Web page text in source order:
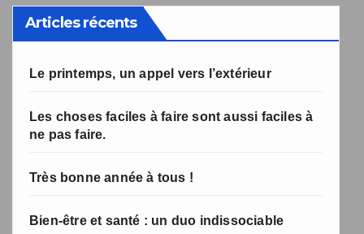
Articles récents
Le printemps, un appel vers l’extérieur
Les choses faciles à faire sont aussi faciles à
ne pas faire.
Très bonne année à tous !
Bien-être et santé : un duo indissociable